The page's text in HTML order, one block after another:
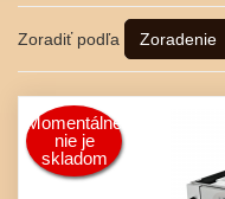
Zoradiť podľa Zoradenie
Momentálne
nie je
skladom